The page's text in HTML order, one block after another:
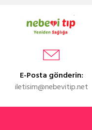
E-Posta gönderin:
iletisim@nebevitip.net